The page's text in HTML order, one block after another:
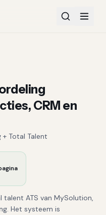
CRM en
Total Talent
ATS van MySolution,
Het systeem is